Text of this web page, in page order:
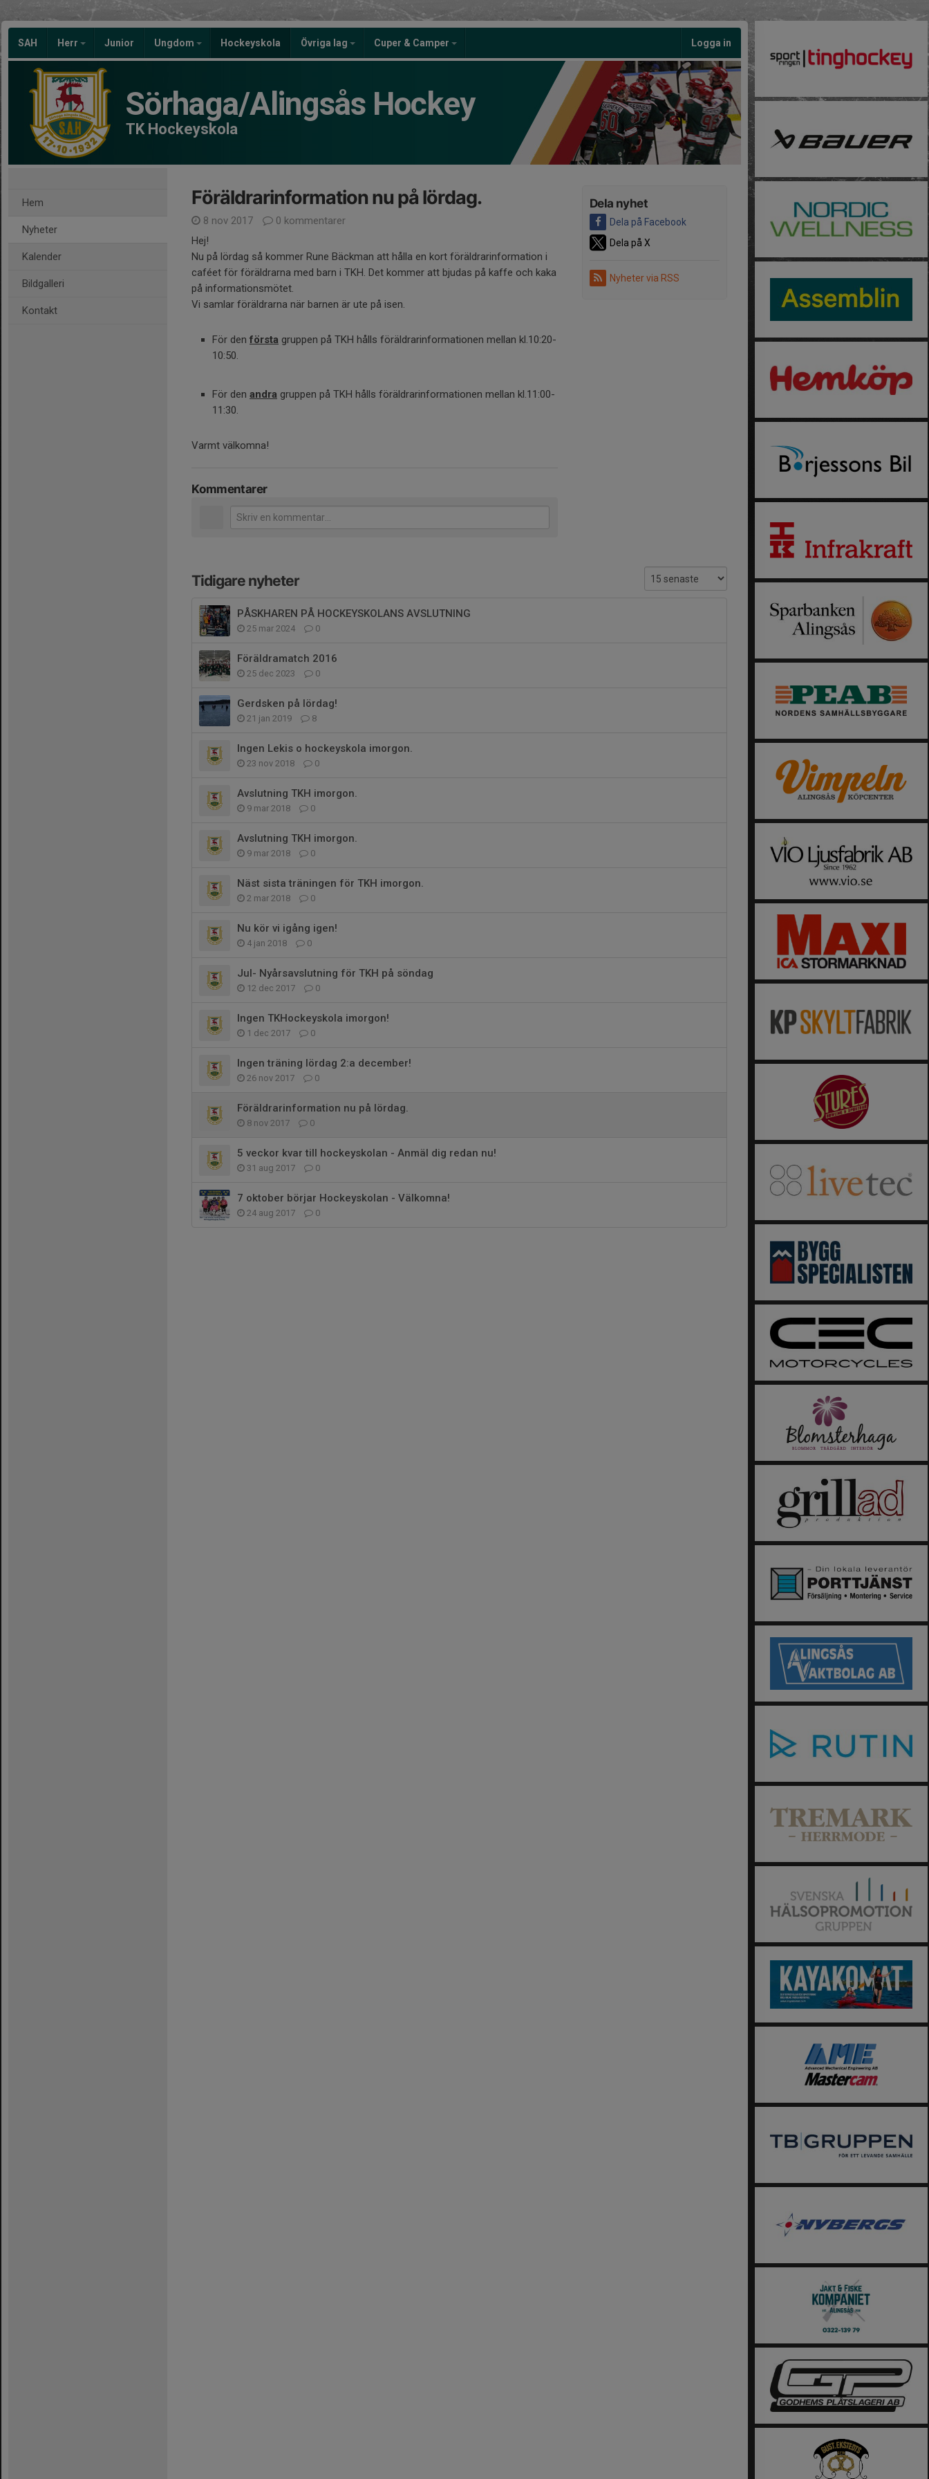
SAH Herr Junior Ungdom Hockeyskola Övriga lag Cuper & Camper Logga in
Sörhaga/Alingsås Hockey
TK Hockeyskola
Hem
Nyheter
Kalender
Bildgalleri
Kontakt
Dela nyhet
Dela på Facebook
Dela på X
Nyheter via RSS
Föräldrarinformation nu på lördag.
8 nov 2017
0 kommentarer
Hej!
Nu på lördag så kommer Rune Bäckman att hålla en kort föräldrarinformation i
caféet för föräldrarna med barn i TKH. Det kommer att bjudas på kaffe och kaka
på informationsmötet.
Vi samlar föräldrarna när barnen är ute på isen.
För den första gruppen på TKH hålls föräldrarinformationen mellan kl.10:20-
10:50.
För den andra gruppen på TKH hålls föräldrarinformationen mellan kl.11:00-
11:30.
Varmt välkomna!
Kommentarer
Tidigare nyheter
PÅSKHAREN PÅ HOCKEYSKOLANS AVSLUTNING
25 mar 2024 0
Föräldramatch 2016
25 dec 2023 0
Gerdsken på lördag!
21 jan 2019 8
Ingen Lekis o hockeyskola imorgon.
23 nov 2018 0
Avslutning TKH imorgon.
9 mar 2018 0
Avslutning TKH imorgon.
9 mar 2018 0
Näst sista träningen för TKH imorgon.
2 mar 2018 0
Nu kör vi igång igen!
4 jan 2018 0
Jul- Nyårsavslutning för TKH på söndag
12 dec 2017 0
Ingen TKHockeyskola imorgon!
1 dec 2017 0
Ingen träning lördag 2:a december!
26 nov 2017 0
Föräldrarinformation nu på lördag.
8 nov 2017 0
5 veckor kvar till hockeyskolan - Anmäl dig redan nu!
31 aug 2017 0
7 oktober börjar Hockeyskolan - Välkomna!
24 aug 2017 0